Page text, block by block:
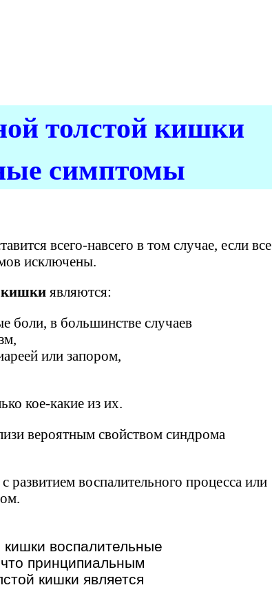
толстой кишки
симптомы
всего-навсего в том случае, если все
исключены.
кишкиявляются:
боли, в большинстве случаев
или запором,
кое-какие из их.
вероятным свойством синдрома
развитием воспалительного процесса или
воспалительные
принципиальным
кишки является